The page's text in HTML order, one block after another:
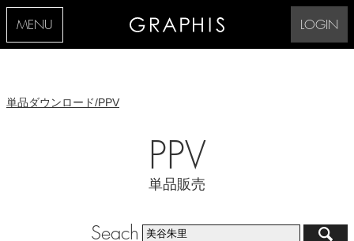
MENU LOGIN
単品ダウンロード/PPV
PPV
単品販売
Seach